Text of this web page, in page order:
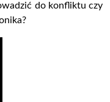
do konfliktu czy